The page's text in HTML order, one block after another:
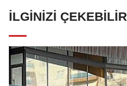
İLGINIZI ÇEKEBILIR